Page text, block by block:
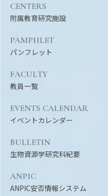
CENTERS
附属教育研究施設
PAMPHLET
パンフレット
FACULTY
教員一覧
EVENTS CALENDAR
イベントカレンダー
BULLETIN
生物資源学研究科紀要
ANPIC
ANPIC安否情報システム